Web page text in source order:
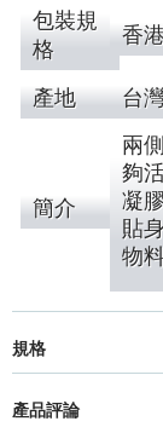
包裝規
格
香
產地 台
簡介
兩
夠
凝
貼
物
規格
產品評論